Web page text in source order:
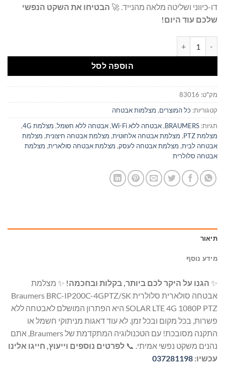
דו-כיווני ושליטה מלאה מהנייד. 🚀 הבטיחו את השקט הנפשי
שלכם עוד היום!
הוספה לסל
מק"ט: 83016
קטגוריות: כל המוצרים, מצלמות אבטחה
תגיות: BRAUMERS
,אבטחה ללא Wi-Fi ,אבטחה ללא חשמל, מצלמת 4G
,
מצלמת PTZ
, מצלמת אבטחה אלחוטית, מצלמת אבטחה חיצונית, מצלמת
אבטחה לבית, מצלמת אבטחה לעסק, מצלמת אבטחה סולארית, מצלמת
אבטחה סלולרית
תיאור
מידע נוסף
✨ הגנו על היקר לכם ביותר, בקלות ובחכמה! ✨ מצלמת
אבטחה סולארית סלולרית Braumers BRC-IP200C-4GPTZ/SK
SOLAR LTE 4G 1080P PTZ היא הפתרון המושלם לאבטחה ללא
פשרות, בכל מקום ובכל זמן. לא עוד דאגות מניתוקי חשמל או
התקנה מסובכת! עם הטכנולוגיה המתקדמת של Braumers, אתם
נהנים משקט נפשי אמיתי. 📞 לפרטים נוספים וייעוץ, חייגו אלינו
עכשיו: 037281198